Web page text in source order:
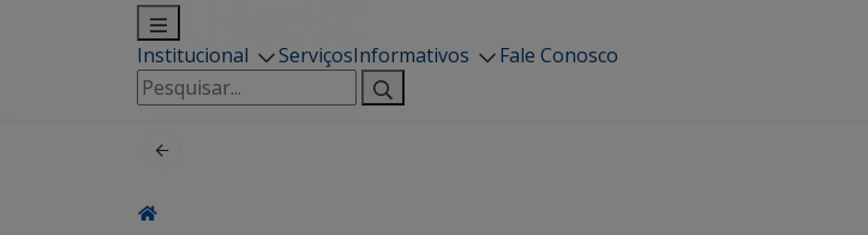
Institucional ServiçosInformativos
Fale Conosco
Pesquisar
por: